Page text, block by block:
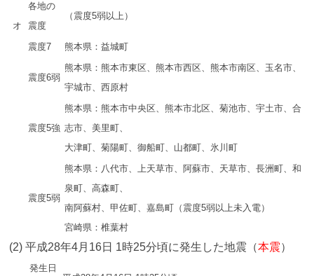
オ
各地の
震度
（震度5弱以上）
震度7 熊本県：益城町
震度6弱
熊本県：熊本市東区、熊本市西区、熊本市南区、玉名市、
宇城市、西原村
震度5強
熊本県：熊本市中央区、熊本市北区、菊池市、宇土市、合
志市、美里町、
大津町、菊陽町、御船町、山都町、氷川町
震度5弱
熊本県：八代市、上天草市、阿蘇市、天草市、長洲町、和
泉町、高森町、
南阿蘇村、甲佐町、嘉島町（震度5弱以上未入電）
宮崎県：椎葉村
(2) 平成28年4月16日 1時25分頃に発生した地震（本震）
発生日